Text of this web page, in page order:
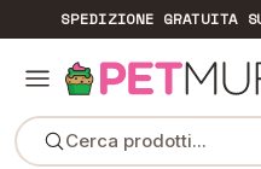
SPEDIZIONE GRATUITA
Cerca prodotti...